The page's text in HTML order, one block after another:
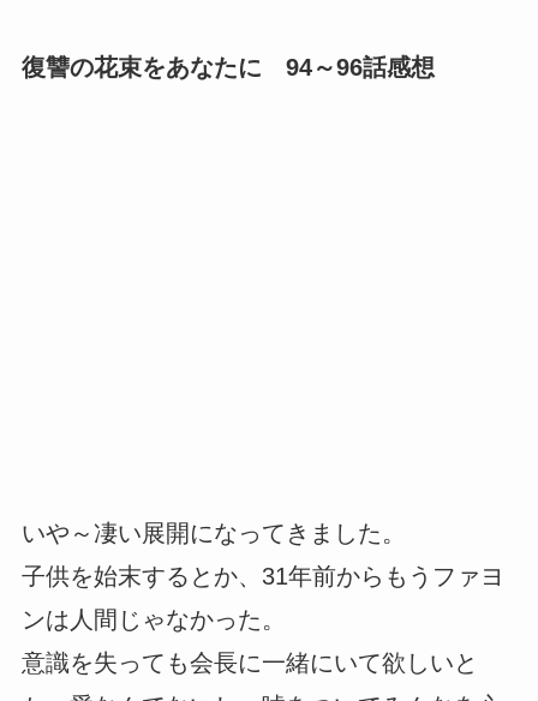
復讐の花束をあなたに 94～96話感想
いや～凄い展開になってきました。
子供を始末するとか、31年前からもうファヨ
ンは人間じゃなかった。
意識を失っても会長に一緒にいて欲しいと